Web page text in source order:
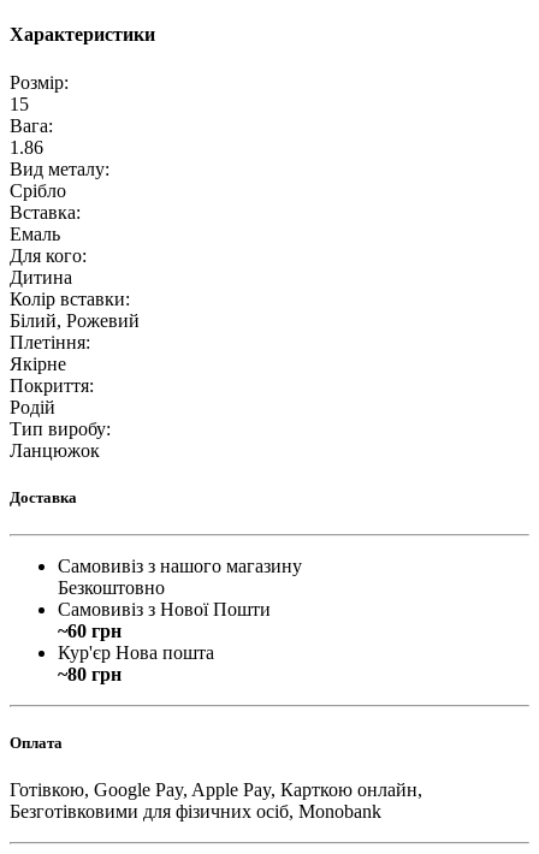
Характеристики
Розмір:
15
Вага:
1.86
Вид металу:
Срібло
Вставка:
Емаль
Для кого:
Дитина
Колір вставки:
Білий, Рожевий
Плетіння:
Якірне
Покриття:
Родій
Тип виробу:
Ланцюжок
Доставка
Самовивіз з нашого магазину
Безкоштовно
Самовивіз з Нової Пошти
~60 грн
Кур'єр Нова пошта
~80 грн
Оплата
Готівкою, Google Pay, Apple Pay, Карткою онлайн,
Безготівковими для фізичних осіб, Monobank